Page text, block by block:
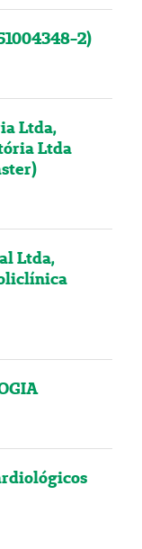
2)
Ltda,
Ltda
Ltda,